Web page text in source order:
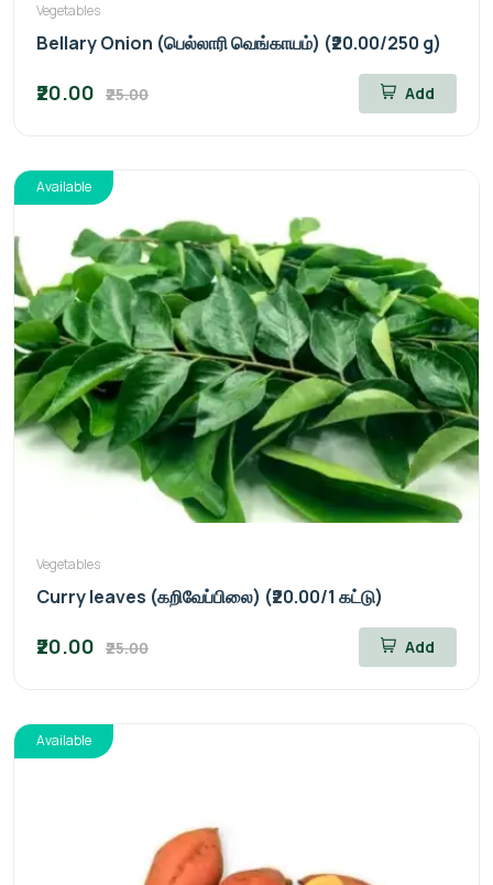
Vegetables
Bellary Onion (பெல்லாரி வெங்காயம்) (₹20.00/250 g)
₹20.00 ₹25.00 Add
Available
Vegetables
Curry leaves (கறிவேப்பிலை) (₹20.00/1 கட்டு)
₹20.00 ₹25.00 Add
Available